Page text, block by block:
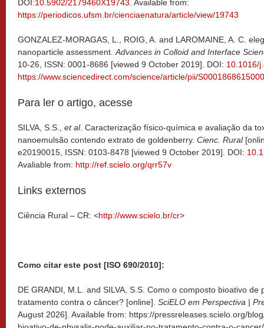
DOI:10.5902/2179460X19743 . Available from:
https://periodicos.ufsm.br/cienciaenatura/article/view/19743
GONZALEZ-MORAGAS, L., ROIG, A. and LAROMAINE, A. C.
nanoparticle assessment. Advances in Colloid and Interface
10-26, ISSN: 0001-8686 [viewed 9 October 2019]. DOI: 10.1016/
https://www.sciencedirect.com/science/article/pii/
Para ler o artigo, acesse
SILVA, S.S., et al. Caracterização físico-química e avaliação da
nanoemulsão contendo extrato de goldenberry. Cienc. Rural
e20190015, ISSN: 0103-8478 [viewed 9 October 2019]. DOI:
Avaliable from: http://ref.scielo.org/qrr57v
Links externos
Ciência Rural – CR: <http://www.scielo.br/cr>
Como citar este post [ISO 690/2010]:
DE GRANDI, M.L. and SILVA, S.S. Como o composto bioativo de
tratamento contra o câncer? [online]. SciELO em Perspectiva |
August 2026]. Available from: https://pressreleases.scielo.org/